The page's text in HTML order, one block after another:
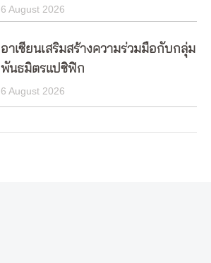
6 August 2026
อาเซียนเสริมสร้างความร่วมมือกับกลุ่ม
พันธมิตรแปซิฟิก
6 August 2026